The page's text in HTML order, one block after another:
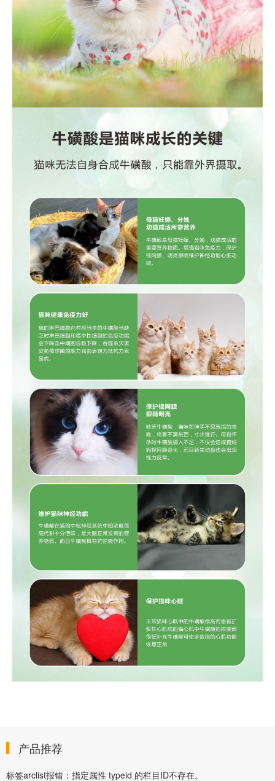
产品推荐
标签arclist报错：指定属性 typeid 的栏目ID不存在。